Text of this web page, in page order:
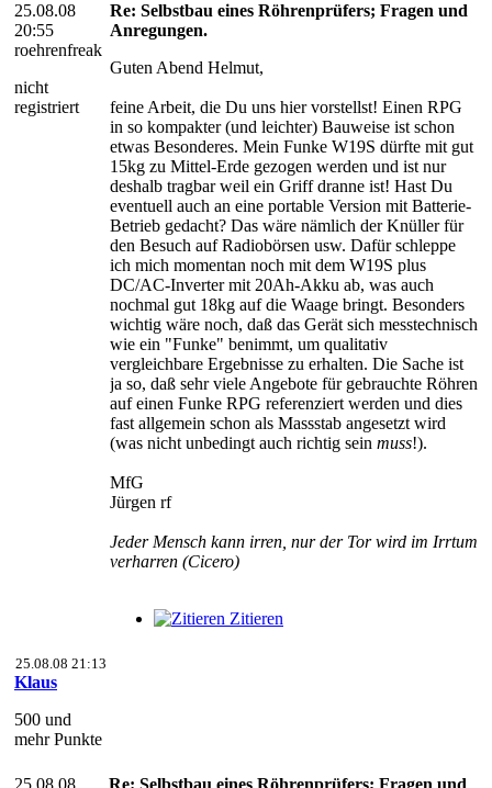
25.08.08
20:55
roehrenfreak
nicht
registriert
Re: Selbstbau eines Röhrenprüfers; Fragen und
Anregungen.
Guten Abend Helmut,
feine Arbeit, die Du uns hier vorstellst! Einen RPG
in so kompakter (und leichter) Bauweise ist schon
etwas Besonderes. Mein Funke W19S dürfte mit gut
15kg zu Mittel-Erde gezogen werden und ist nur
deshalb tragbar weil ein Griff dranne ist! Hast Du
eventuell auch an eine portable Version mit Batterie-
Betrieb gedacht? Das wäre nämlich der Knüller für
den Besuch auf Radiobörsen usw. Dafür schleppe
ich mich momentan noch mit dem W19S plus
DC/AC-Inverter mit 20Ah-Akku ab, was auch
nochmal gut 18kg auf die Waage bringt. Besonders
wichtig wäre noch, daß das Gerät sich messtechnisch
wie ein "Funke" benimmt, um qualitativ
vergleichbare Ergebnisse zu erhalten. Die Sache ist
ja so, daß sehr viele Angebote für gebrauchte Röhren
auf einen Funke RPG referenziert werden und dies
fast allgemein schon als Massstab angesetzt wird
(was nicht unbedingt auch richtig sein muss!).
MfG
Jürgen rf
Jeder Mensch kann irren, nur der Tor wird im Irrtum
verharren (Cicero)
Zitieren
25.08.08 21:13
Klaus
500 und
mehr Punkte
25.08.08 Re: Selbstbau eines Röhrenprüfers; Fragen und